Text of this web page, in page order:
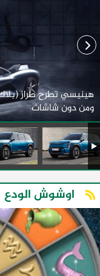
ومن دون شاشات
اوشوش الودع